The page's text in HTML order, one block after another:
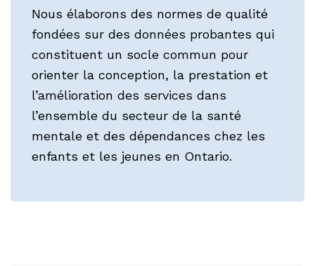
Nous élaborons des normes de qualité
fondées sur des données probantes qui
constituent un socle commun pour
orienter la conception, la prestation et
l’amélioration des services dans
l’ensemble du secteur de la santé
mentale et des dépendances chez les
enfants et les jeunes en Ontario.